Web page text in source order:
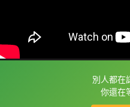
別人都在
你還在
框選或點兩下字